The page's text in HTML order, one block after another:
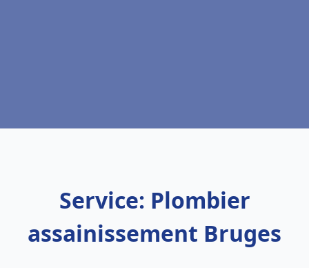
Service: Plombier
assainissement Bruges